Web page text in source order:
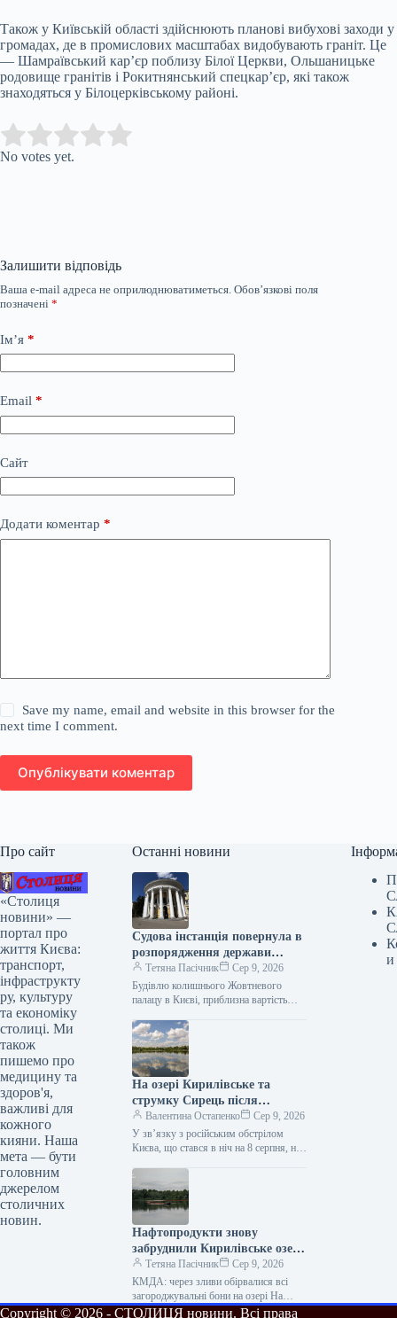
Також у Київській області здійснюють планові вибухові заходи у
громадах, де в промислових масштабах видобувають граніт. Це
— Шамраївський кар’єр поблизу Білої Церкви, Ольшаницьке
родовище гранітів і Рокитнянський спецкар’єр, які також
знаходяться у Білоцерківському районі.
Rate this item:
No votes yet.
Залишити відповідь
Ваша e-mail адреса не оприлюднюватиметься. Обов’язкові поля
позначені *
Ім’я *
Email *
Сайт
Додати коментар *
Save my name, email and website in this browser for the
next time I comment.
Опублікувати коментар
Про сайт
«Столиця
новини» —
портал про
життя Києва:
транспорт,
інфраструкту
ру, культуру
та економіку
столиці. Ми
також
пишемо про
медицину та
здоров'я,
важливі для
кожного
кияни. Наша
мета — бути
головним
джерелом
столичних
новин.
Останні новини
Судова інстанція повернула в
розпорядження держави
будівлю Жовтневого палацу,
розташованого в Києві.
Тетяна Пасічник
Сер 9, 2026
Будівлю колишнього Жовтневого
палацу в Києві, приблизна вартість
повернуто у державне володіння. Про
це…
На озері Кирилівське та
струмку Сирець після
російської атаки знову
зафіксовано наявність
нафтопродуктів.
Валентина Остапенко
Сер 9, 2026
У зв’язку з російським обстрілом
Києва, що стався в ніч на 8 серпня, на
Сирець…
Нафтопродукти знову
забруднили Кирилівське озеро
у Києві.
Тетяна Пасічник
Сер 9, 2026
КМДА: через зливи обірвалися всі
загороджувальні бони на озері На
Кирилівському озері та в струмку
и
Copyright © 2026 - СТОЛИЦЯ новини. Всі права